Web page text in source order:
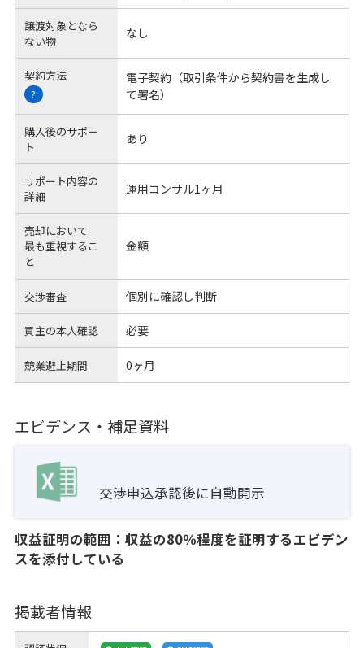
譲渡対象となら
ない物
なし
契約方法
?
電子契約（取引条件から契約書を生成し
て署名）
購入後のサポー
ト
あり
サポート内容の
詳細
運用コンサル1ヶ月
売却において
最も重視するこ
と
金額
交渉審査 個別に確認し判断
買主の本人確認 必要
競業避止期間 0ヶ月
エビデンス・補足資料
交渉申込承認後に自動開示
収益証明の範囲：収益の80％程度を証明するエビデン
スを添付している
掲載者情報